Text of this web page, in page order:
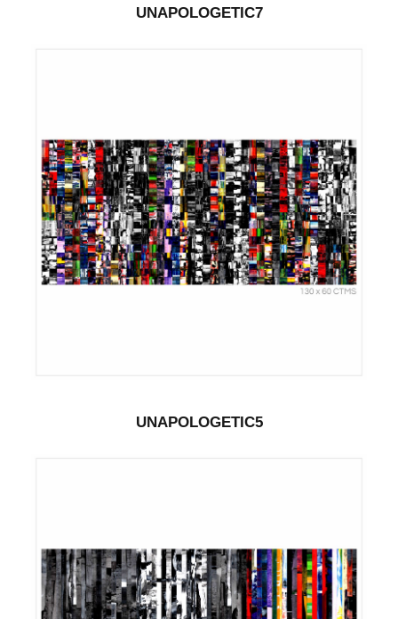
UNAPOLOGETIC7
UNAPOLOGETIC5